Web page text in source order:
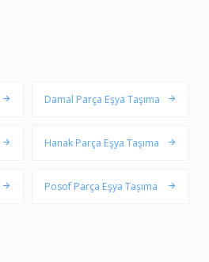
Damal Parça Eşya Taşıma
Hanak Parça Eşya Taşıma
Posof Parça Eşya Taşıma